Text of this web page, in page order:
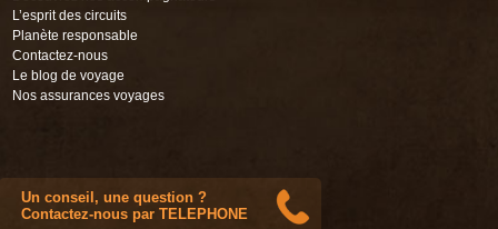
L’esprit des circuits
Planète responsable
Contactez-nous
Le blog de voyage
Nos assurances voyages
Un conseil, une question ?
Contactez-nous par TELEPHONE